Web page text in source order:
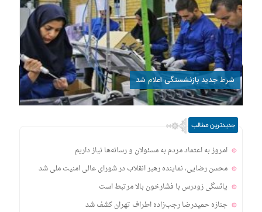
شرط جدید بازنشستگی اعلام شد
جدیدترین مطالب
امروز به اعتماد مردم به مسئولان و رسانه‌ها نیاز داریم
محسن رضایی، نماینده رهبر انقلاب در شورای عالی امنیت ملی شد
یائسگی زودرس با فشارخون بالا مرتبط است
جنازه حمیدرضا رجب‌زاده اطراف تهران کشف شد